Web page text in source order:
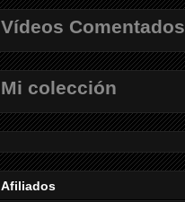
Vídeos Comentados
Mi colección
Afiliados